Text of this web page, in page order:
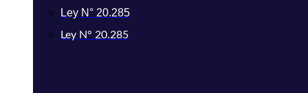
Ley N° 20.285
Ley N° 20.285